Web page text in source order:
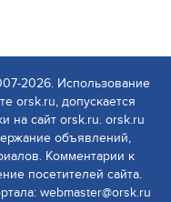
2026. Использование
orsk.ru, допускается
на сайт orsk.ru. orsk.ru
объявлений,
Комментарии к
посетителей сайта.
webmaster@orsk.ru